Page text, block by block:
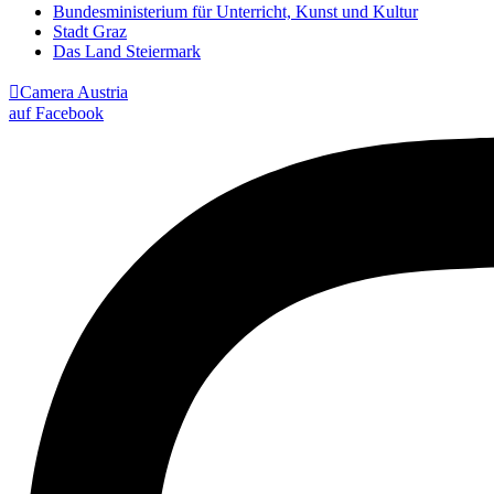
Bundesministerium für Unterricht, Kunst und Kultur
Stadt Graz
Das Land Steiermark
Camera Austria
auf Facebook